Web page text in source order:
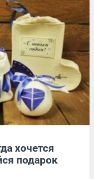
хочется
подарок